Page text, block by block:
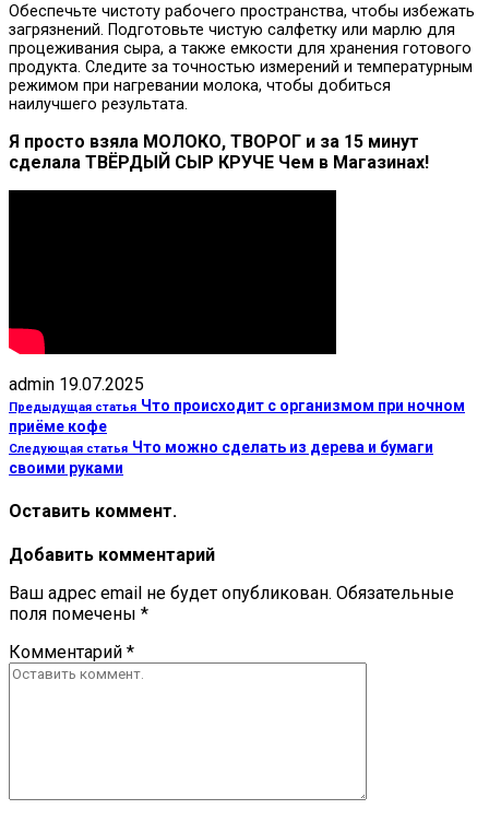
Обеспечьте чистоту рабочего пространства, чтобы избежать
загрязнений. Подготовьте чистую салфетку или марлю для
процеживания сыра, а также емкости для хранения готового
продукта. Следите за точностью измерений и температурным
режимом при нагревании молока, чтобы добиться
наилучшего результата.
Я просто взяла МОЛОКО, ТВОРОГ и за 15 минут
сделала ТВЁРДЫЙ СЫР КРУЧЕ Чем в Магазинах!
admin 19.07.2025
Предыдущая статья Что происходит с организмом при ночном
приёме кофе
Следующая статья Что можно сделать из дерева и бумаги
своими руками
Оставить коммент.
Добавить комментарий
Ваш адрес email не будет опубликован. Обязательные
поля помечены *
Комментарий *